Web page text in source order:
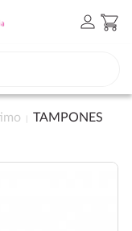
person shopping_cart
TAMPONES